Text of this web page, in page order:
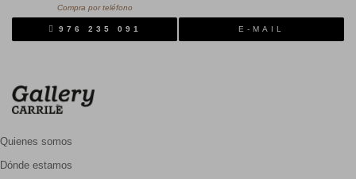
Compra por teléfono
976 235 091 E-MAIL
Quienes somos
Dónde estamos